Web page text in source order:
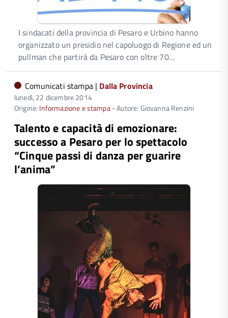
I sindacati della provincia di Pesaro e Urbino hanno
organizzato un presidio nel capoluogo di Regione ed un
pullman che partirà da Pesaro con oltre 70…
Comunicati stampa | Dalla Provincia
lunedì, 22 dicembre 2014
Origine: Informazione e stampa- Autore: Giovanna Renzini
Talento e capacità di emozionare:
successo a Pesaro per lo spettacolo
“Cinque passi di danza per guarire
l’anima”